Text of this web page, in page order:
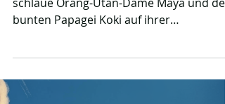
Begleite den mutigen Jaguar Elio, die
schlaue Orang-Utan-Dame Maya und den
aufregenden Reise durch den
geheimnisvollen Urwald. Diese
Gute-Nacht-Geschichte entführt Kinder